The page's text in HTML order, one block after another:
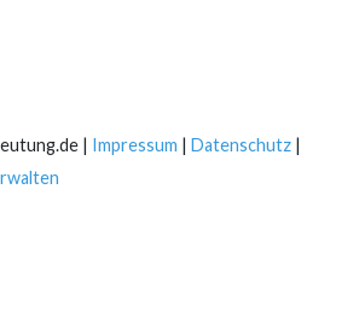
| Impressum | Datenschutz |